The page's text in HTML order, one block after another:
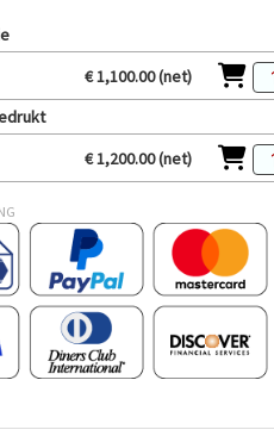
€ 1,100.00 (net)
€ 1,200.00 (net)